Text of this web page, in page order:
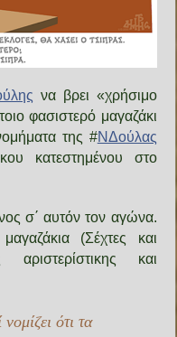
να βρει «χρήσιμο
φασιστερό μαγαζάκι
της #ΝΔούλας
κατεστημένου στο
σ΄ αυτόν τον αγώνα.
(Σέχτες και
και
ότι τα